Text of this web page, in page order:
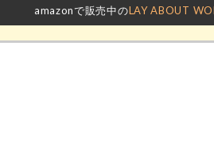
amazonで販売中のLAY ABOUT